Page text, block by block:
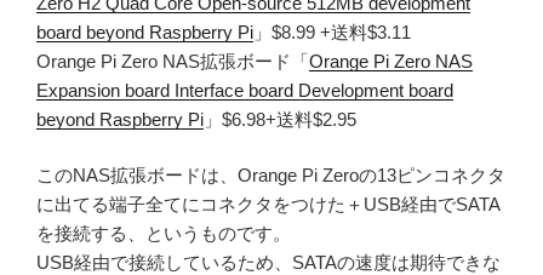
board beyond Raspberry Pi 」$8.99 +送料$3.11
Orange Pi Zero NAS拡張ボード「Orange Pi Zero NAS
Expansion board Interface board Development board
beyond Raspberry Pi 」$6.98+送料$2.95
このNAS拡張ボードは、Orange Pi Zeroの13ピンコネクタ
に出てる端子全てにコネクタをつけた＋USB経由でSATA
を接続する、というものです。
USB経由で接続しているため、SATAの速度は期待できな